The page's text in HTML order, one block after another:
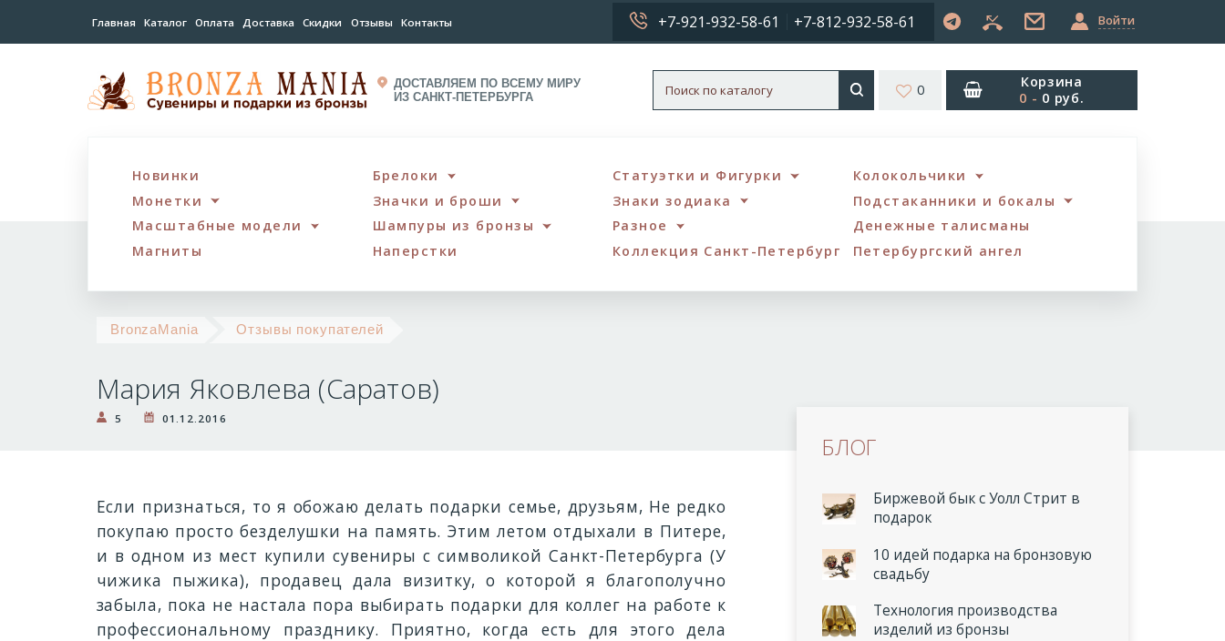
Главная Каталог Оплата Доставка Скидки Отзывы Контакты +7-921-932-58-61 +7-812-932-58-61 Войти
ДОСТАВЛЯЕМ ПО ВСЕМУ МИРУ
ИЗ САНКТ-ПЕТЕРБУРГА
0
Корзина
0 - 0 руб.
Новинки Брелоки Статуэтки и Фигурки
Колокольчики
Монетки
Значки и броши Знаки зодиака
Подстаканники и бокалы
Масштабные модели
Шампуры из бронзы Разное
Денежные талисманы
Магниты
Наперстки Коллекция Санкт-Петербург Петербургский ангел
BronzaMania Отзывы покупателей
(Саратов)
Мария Яковлева (Саратов)
5 01.12.2016
Если признаться, то я обожаю делать подарки семье, друзьям, Не редко
покупаю просто безделушки на память. Этим летом отдыхали в Питере,
и в одном из мест купили сувениры с символикой Санкт-Петербурга (У
чижика пыжика), продавец дала визитку, о которой я благополучно
забыла, пока не настала пора выбирать подарки для коллег на работе к
профессиональному празднику. Приятно, когда есть для этого дела
БЛОГ
Биржевой бык с Уолл Стрит в
подарок
10 идей подарка на бронзовую
свадьбу
Технология производства
изделий из бронзы